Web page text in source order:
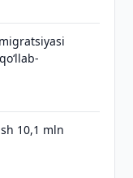
10,1 mln